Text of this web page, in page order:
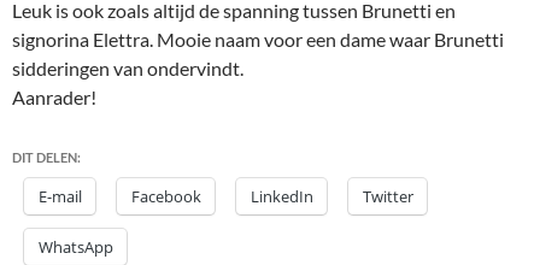
Leuk is ook zoals altijd de spanning tussen Brunetti en
signorina Elettra. Mooie naam voor een dame waar Brunetti
sidderingen van ondervindt.
Aanrader!
DIT DELEN:
E-mail Facebook LinkedIn Twitter
WhatsApp